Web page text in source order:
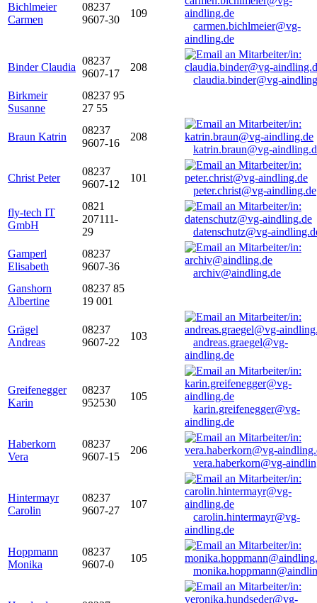
Bichlmeier
Carmen
08237
9607-30
109
carmen.bichlmeier@vg-
aindling.de
Binder Claudia
08237
9607-17
208
claudia.binder@vg-
Birkmeir
Susanne
08237 95
27 55
Braun Katrin
08237
9607-16
208
katrin.braun@vg-
Christ Peter
08237
9607-12
101
peter.christ@vg-aindling.de
fly-tech IT
GmbH
0821
207111-
29
datenschutz@vg-
Gamperl
Elisabeth
08237
9607-36
archiv@aindling.de
Ganshorn
Albertine
08237 85
19 001
Grägel
Andreas
08237
9607-22
103
andreas.graegel@vg-
aindling.de
Greifenegger
Karin
08237
952530
105
karin.greifenegger@vg-
aindling.de
Haberkorn
Vera
08237
9607-15
206
vera.haberkorn@vg-
Hintermayr
Carolin
08237
9607-27
107
carolin.hintermayr@vg-
aindling.de
Hoppmann
Monika
08237
9607-0
105